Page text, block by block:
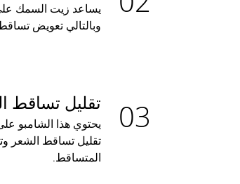
يساعد زيت السمك
وبالتالي تعويض
تقليل تساقط
يحتوي هذا الشامبو
تقليل تساقط الشعر
المتساقط.